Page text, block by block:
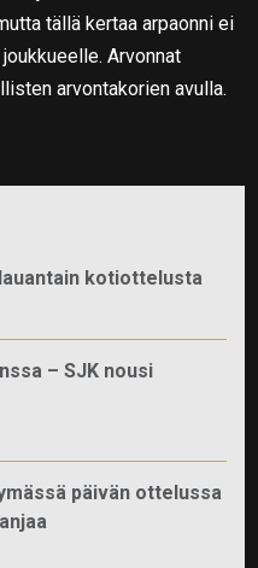
tällä kertaa arpaonni ei
Arvonnat
arvontakorien avulla.
kotiottelusta
– SJK nousi
päivän ottelussa